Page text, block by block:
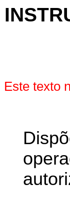
Este texto